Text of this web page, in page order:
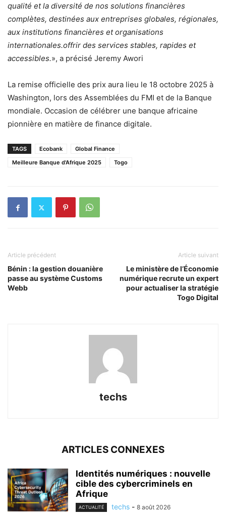
qualité et la diversité de nos solutions financières
complètes, destinées aux entreprises globales, régionales,
aux institutions financières et organisations
internationales.offrir des services stables, rapides et
accessibles.», a précisé Jeremy Awori
La remise officielle des prix aura lieu le 18 octobre 2025 à
Washington, lors des Assemblées du FMI et de la Banque
mondiale. Occasion de célébrer une banque africaine
pionnière en matière de finance digitale.
TAGS Ecobank
Global Finance
Meilleure Banque d'Afrique 2025
Togo
Article précédent
Bénin : la gestion douanière
passe au système Customs
Webb
Article suivant
Le ministère de l’Économie
numérique recrute un expert
pour actualiser la stratégie
Togo Digital
techs
ARTICLES CONNEXES
Identités numériques : nouvelle
cible des cybercriminels en
Afrique
ACTUALITÉ techs - 8 août 2026